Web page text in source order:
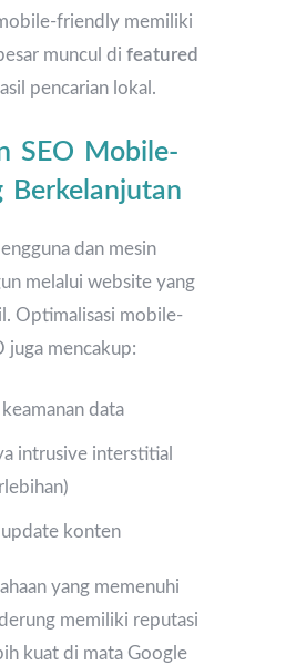
friendly memiliki
muncul di featured
pencarian lokal.
SEO Mobile-
Berkelanjutan
dan mesin
melalui website yang
Optimalisasi mobile-
juga mencakup:
data
intrusive interstitial
update konten
yang memenuhi
memiliki reputasi
kuat di mata Google